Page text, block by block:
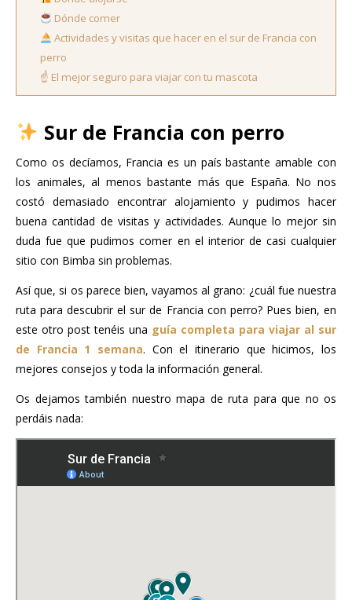
Dónde comer
Actividades y visitas que hacer en el sur de Francia con
perro
☝️ El mejor seguro para viajar con tu mascota
Sur de Francia con perro
Como os decíamos, Francia es un país bastante amable con
los animales, al menos bastante más que España. No nos
costó demasiado encontrar alojamiento y pudimos hacer
buena cantidad de visitas y actividades. Aunque lo mejor sin
duda fue que pudimos comer en el interior de casi cualquier
sitio con Bimba sin problemas.
Así que, si os parece bien, vayamos al grano: ¿cuál fue nuestra
ruta para descubrir el sur de Francia con perro? Pues bien, en
este otro post tenéis una guía completa para viajar al sur
de Francia 1 semana. Con el itinerario que hicimos, los
mejores consejos y toda la información general.
Os dejamos también nuestro mapa de ruta para que no os
perdáis nada: